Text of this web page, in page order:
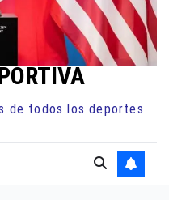
de todos los deportes